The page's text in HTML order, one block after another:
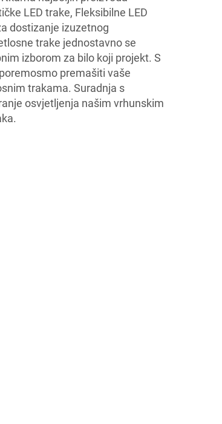
LED trake, Fleksibilne LED
dostizanje izuzetnog
trake jednostavno se
izborom za bilo koji projekt. S
premašiti vaše
trakama. Suradnja s
osvjetljenja našim vrhunskim